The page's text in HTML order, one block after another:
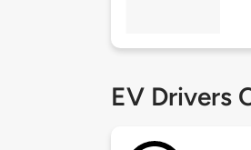
EV Drivers